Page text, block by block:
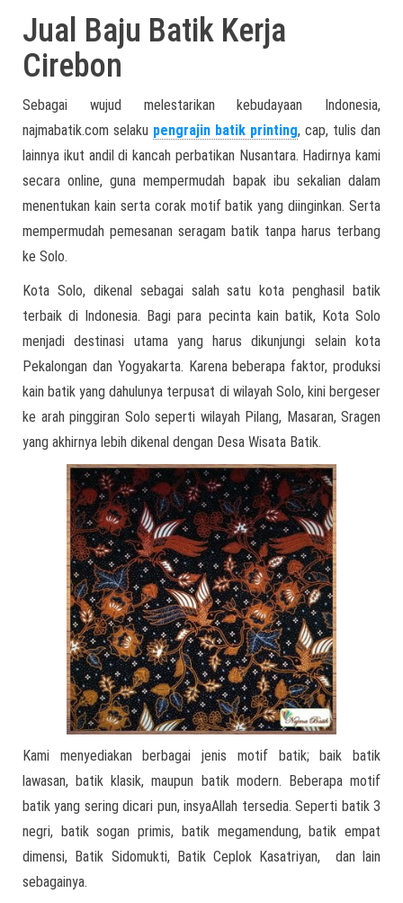
Jual Baju Batik Kerja
Cirebon
Sebagai wujud melestarikan kebudayaan Indonesia,
najmabatik.com selaku pengrajin batik printing, cap, tulis dan
lainnya ikut andil di kancah perbatikan Nusantara. Hadirnya kami
secara online, guna mempermudah bapak ibu sekalian dalam
menentukan kain serta corak motif batik yang diinginkan. Serta
mempermudah pemesanan seragam batik tanpa harus terbang
ke Solo.
Kota Solo, dikenal sebagai salah satu kota penghasil batik
terbaik di Indonesia. Bagi para pecinta kain batik, Kota Solo
menjadi destinasi utama yang harus dikunjungi selain kota
Pekalongan dan Yogyakarta. Karena beberapa faktor, produksi
kain batik yang dahulunya terpusat di wilayah Solo, kini bergeser
ke arah pinggiran Solo seperti wilayah Pilang, Masaran, Sragen
yang akhirnya lebih dikenal dengan Desa Wisata Batik.
Kami menyediakan berbagai jenis motif batik; baik batik
lawasan, batik klasik, maupun batik modern. Beberapa motif
batik yang sering dicari pun, insyaAllah tersedia. Seperti batik 3
negri, batik sogan primis, batik megamendung, batik empat
dimensi, Batik Sidomukti, Batik Ceplok Kasatriyan, dan lain
sebagainya.